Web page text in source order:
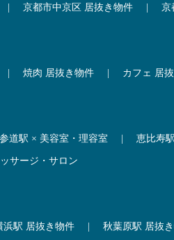
京都市中京区 居抜き物件 京
焼肉 居抜き物件 カフェ 居
道駅 × 美容室・理容室 恵比寿
サージ・サロン
浜駅 居抜き物件 秋葉原駅 居抜